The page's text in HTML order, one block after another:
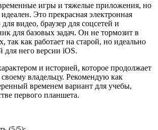
игры и тяжелые приложения, но
Это прекрасная электронная
видео, браузер для соцсетей и
для базовых задач. Он не тормозит в
так как работает на старой, но идеально
для него версии iOS.
и историей, которое продолжает
владельцу. Рекомендую как
временем вариант для учебы,
первого планшета.